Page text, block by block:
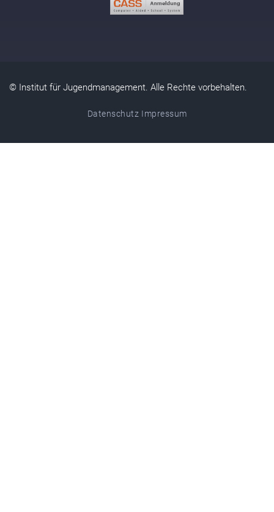
© Institut für Jugendmanagement. Alle Rechte vorbehalten.
Datenschutz Impressum